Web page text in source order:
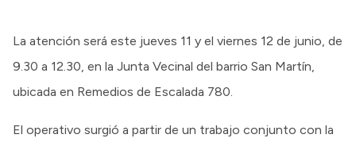
La atención será este jueves 11 y el viernes 12 de junio, de
9.30 a 12.30, en la Junta Vecinal del barrio San Martín,
ubicada en Remedios de Escalada 780.
El operativo surgió a partir de un trabajo conjunto con la